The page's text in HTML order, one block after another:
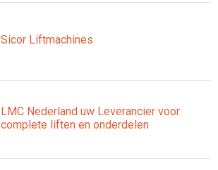
Sicor Liftmachines
LMC Nederland uw Leverancier voor
complete liften en onderdelen